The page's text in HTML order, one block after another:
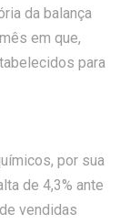
da balança
em que,
para
por sua
de 4,3% ante
vendidas